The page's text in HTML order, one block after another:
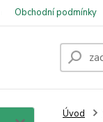
Obchodní podmínky
Úvod